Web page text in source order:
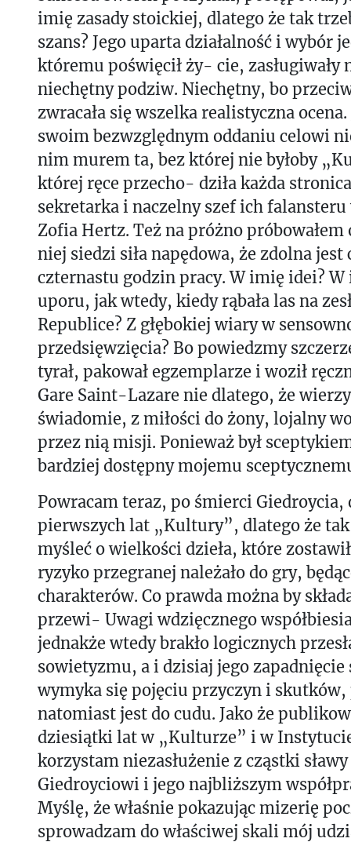
imię zasady stoickiej, dlatego że tak
szans? Jego uparta działalność i wybór
któremu poświęcił ży- cie, zasługiwały
niechętny podziw. Niechętny, bo
zwracała się wszelka realistyczna
swoim bezwzględnym oddaniu celowi
nim murem ta, bez której nie byłoby
której ręce przecho- dziła każda
sekretarka i naczelny szef ich falansteru
Zofia Hertz. Też na próżno próbowałem
niej siedzi siła napędowa, że zdolna jest
czternastu godzin pracy. W imię idei? W
uporu, jak wtedy, kiedy rąbała las na
Republice? Z głębokiej wiary w
przedsięwzięcia? Bo powiedzmy
tyrał, pakował egzemplarze i woził
Gare Saint-Lazare nie dlatego, że
świadomie, z miłości do żony, lojalny
przez nią misji. Ponieważ był
bardziej dostępny mojemu
Powracam teraz, po śmierci Giedroycia,
pierwszych lat „Kultury”, dlatego że
myśleć o wielkości dzieła, które
ryzyko przegranej należało do gry,
charakterów. Co prawda można by
przewi- Uwagi wdzięcznego
jednakże wtedy brakło logicznych
sowietyzmu, a i dzisiaj jego zapadnięcie
wymyka się pojęciu przyczyn i skutków,
natomiast jest do cudu. Jako że
dziesiątki lat w „Kulturze” i w
korzystam niezasłużenie z cząstki
Giedroyciowi i jego najbliższym
Myślę, że właśnie pokazując mizerię
sprowadzam do właściwej skali mój